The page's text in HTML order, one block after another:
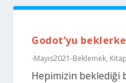
Godot’yu
-Mayıs2021-Beklemek,
Hepimizin beklediği